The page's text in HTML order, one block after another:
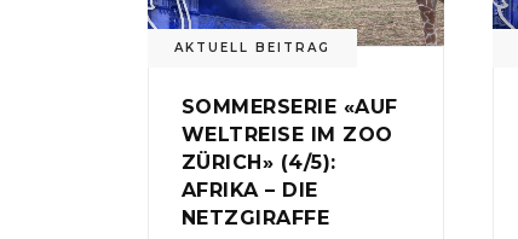
AKTUELL BEITRAG
SOMMERSERIE «AUF
WELTREISE IM ZOO
ZÜRICH» (4/5):
AFRIKA – DIE
NETZGIRAFFE